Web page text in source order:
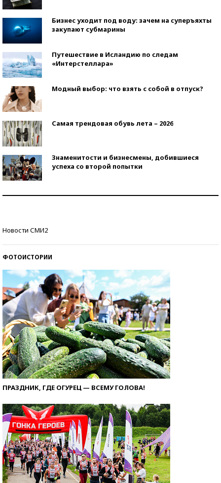
Бизнес уходит под воду: зачем на суперъяхты
закупают субмарины
Путешествие в Исландию по следам
«Интерстеллара»
Модный выбор: что взять с собой в отпуск?
Самая трендовая обувь лета – 2026
Знаменитости и бизнесмены, добившиеся
успеха со второй попытки
Новости СМИ2
ФОТОИСТОРИИ
ПРАЗДНИК, ГДЕ ОГУРЕЦ — ВСЕМУ ГОЛОВА!